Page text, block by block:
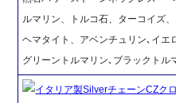
ルマリン、トルコ石、ターコイズ
ヘマタイト、アベンチュリン､イエ
グリーントルマリン､ブラックトル
イタリア製SilverチェーンCZク